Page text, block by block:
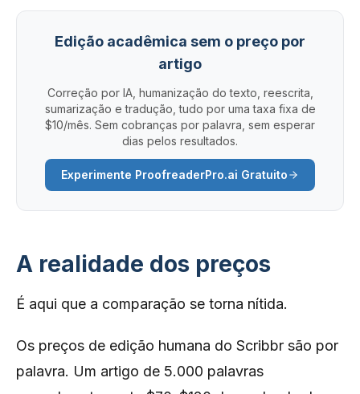
Edição acadêmica sem o preço por
artigo
Correção por IA, humanização do texto, reescrita,
sumarização e tradução, tudo por uma taxa fixa de
$10/mês. Sem cobranças por palavra, sem esperar
dias pelos resultados.
Experimente ProofreaderPro.ai Gratuito
A realidade dos preços
É aqui que a comparação se torna nítida.
Os preços de edição humana do Scribbr são por
palavra. Um artigo de 5.000 palavras